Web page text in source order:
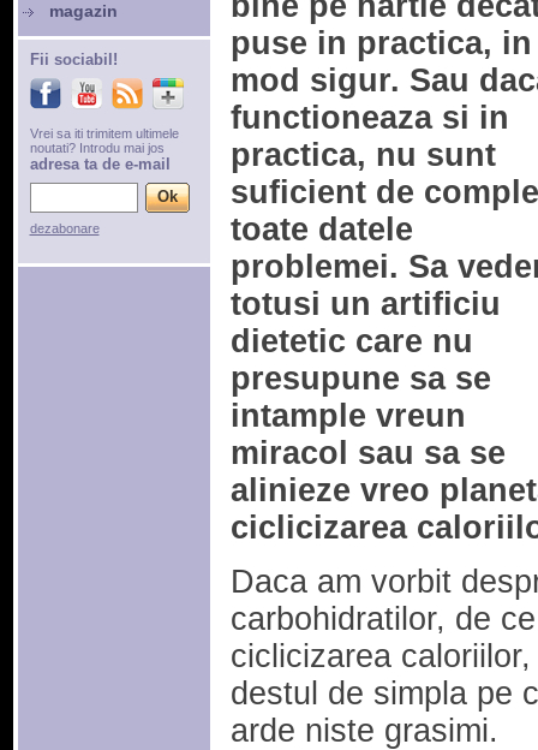
puse in practica, in
mod sigur. Sau
functioneaza si in
practica, nu sunt
suficient de
toate datele
problemei. Sa
totusi un artificiu
dietetic care nu
presupune sa se
intample vreun
miracol sau sa se
alinieze vreo
ciclicizarea
Daca am vorbit
carbohidratilor, de
ciclicizarea
destul de simpla pe
arde niste grasimi.
magazin
Fii sociabil!
Vrei sa iti trimitem ultimele
noutati? Introdu mai jos
adresa ta de e-mail
dezabonare